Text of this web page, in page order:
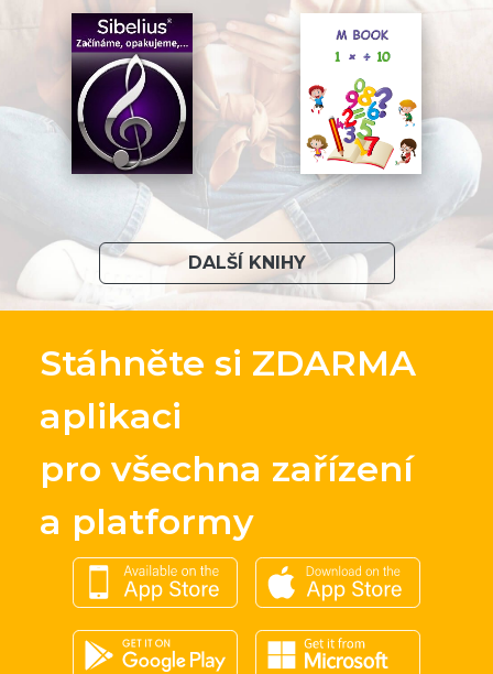
DALŠÍ KNIHY
Stáhněte si ZDARMA
aplikaci
pro všechna zařízení
a platformy